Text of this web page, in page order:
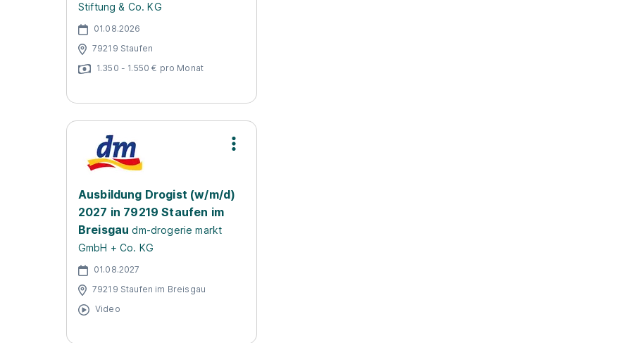
Stiftung & Co. KG
01.08.2026
79219 Staufen
1.350 - 1.550 € pro Monat
Ausbildung Drogist (w/m/d)
2027 in 79219 Staufen im
Breisgau dm-drogerie markt
GmbH + Co. KG
01.08.2027
79219 Staufen im Breisgau
Video